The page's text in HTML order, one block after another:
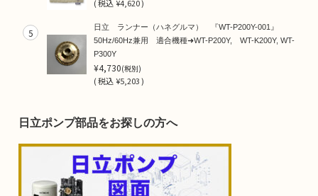
(税込¥4,620 )
5
日立 ランナー（ハネグルマ） 『WT-P200Y-001』
50Hz/60Hz兼用 適合機種➜WT-P200Y, WT-K200Y, WT-
P300Y
¥4,730(税別)
(税込¥5,203 )
日立ポンプ部品をお探しの方へ